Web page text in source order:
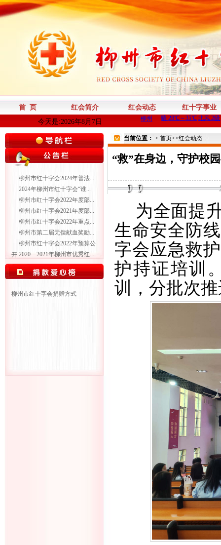
首 页 红会简介 红会动态
红十字事业
今天是:2026年8月7日
柳州市红十字会2024年普法...
2024年柳州市红十字会“谁...
柳州市红十字会2022年度部...
柳州市红十字会2021年度部...
柳州市红十字会2022年重点...
柳州市第二届无偿献血奖励...
柳州市红十字会2022年预算公
开 2020—2021年柳州市优秀红...
柳州市红十字会捐赠方式
当前位置： > 首页>>红会动态
“救”在身边，守护校
为全面提
生命安全防
字会应急救
护持证培训
训，分批次